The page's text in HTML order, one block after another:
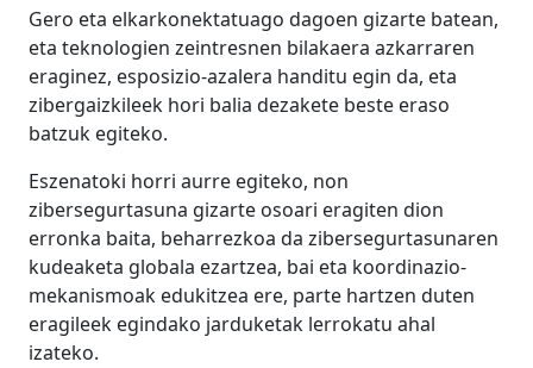
Gero eta elkarkonektatuago dagoen gizarte batean,
eta teknologien zeintresnen bilakaera azkarraren
eraginez, esposizio-azalera handitu egin da, eta
zibergaizkileek hori balia dezakete beste eraso
batzuk egiteko.
Eszenatoki horri aurre egiteko, non
zibersegurtasuna gizarte osoari eragiten dion
erronka baita, beharrezkoa da zibersegurtasunaren
kudeaketa globala ezartzea, bai eta koordinazio-
mekanismoak edukitzea ere, parte hartzen duten
eragileek egindako jarduketak lerrokatu ahal
izateko.